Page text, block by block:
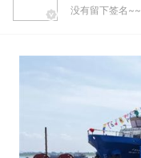
没有留下签名~~